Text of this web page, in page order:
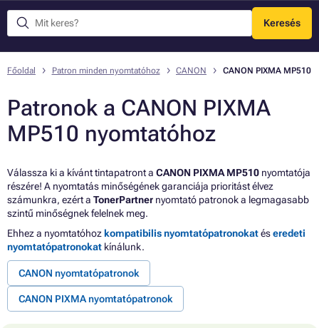
Keresés
Menü
Főoldal Patron minden nyomtatóhoz CANON CANON PIXMA MP510
Patronok a CANON PIXMA
MP510 nyomtatóhoz
Válassza ki a kívánt tintapatront a CANON PIXMA MP510 nyomtatója
részére! A nyomtatás minőségének garanciája prioritást élvez
számunkra, ezért a TonerPartner nyomtató patronok a legmagasabb
szintű minőségnek felelnek meg.
Ehhez a nyomtatóhoz kompatibilis nyomtatópatronokatéseredeti
nyomtatópatronokat kínálunk.
CANON nyomtatópatronok
CANON PIXMA nyomtatópatronok